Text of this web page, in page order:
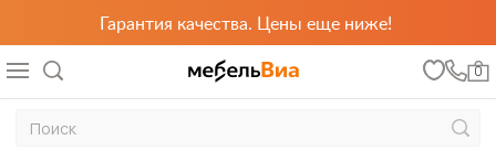
Гарантия качества. Цены еще ниже!
0